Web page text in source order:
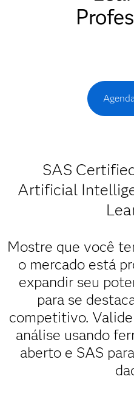
SAS
Artificial
Mostre que você
o mercado está
expandir seu
para se
competitivo.
análise usando
aberto e SAS